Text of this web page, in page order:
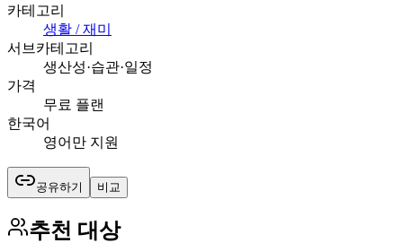
카테고리
생활 / 재미
서브카테고리
생산성·습관·일정
가격
무료 플랜
한국어
영어만 지원
공유하기 비교
추천 대상